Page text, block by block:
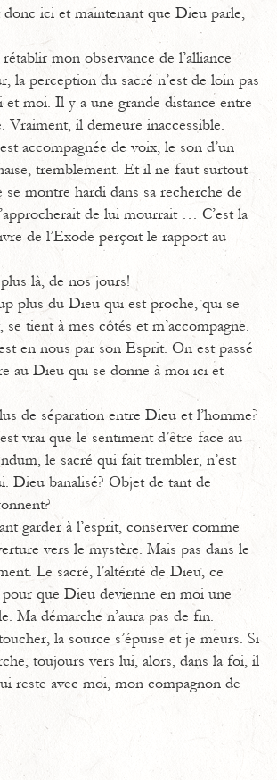
donc ici et maintenant que Dieu parle,
mon observance de l’alliance
la perception du sacré n’est de loin pas
et moi. Il y a une grande distance entre
Vraiment, il demeure inaccessible.
accompagnée de voix, le son d’un
tremblement. Et il ne faut surtout
se montre hardi dans sa recherche de
de lui mourrait … C’est la
de l’Exode perçoit le rapport au
là, de nos jours!
plus du Dieu qui est proche, qui se
tient à mes côtés et m’accompagne.
en nous par son Esprit. On est passé
au Dieu qui se donne à moi ici et
de séparation entre Dieu et l’homme?
vrai que le sentiment d’être face au
le sacré qui fait trembler, n’est
Dieu banalisé? Objet de tant de
garder à l’esprit, conserver comme
vers le mystère. Mais pas dans le
Le sacré, l’altérité de Dieu, ce
que Dieu devienne en moi une
Ma démarche n’aura pas de fin.
la source s’épuise et je meurs. Si
toujours vers lui, alors, dans la foi, il
reste avec moi, mon compagnon de